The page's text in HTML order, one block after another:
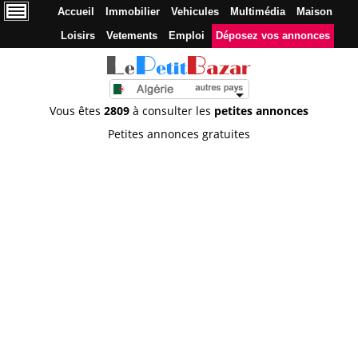
Accueil Immobilier Vehicules Multimédia
Maison
Loisirs
Vetements Emploi Déposez vos annonces
Vous êtes 2809 à consulter les petites annonces
Petites annonces gratuites